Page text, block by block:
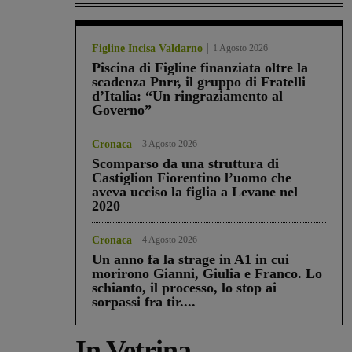
Figline Incisa Valdarno 1 Agosto 2026
Piscina di Figline finanziata oltre la
scadenza Pnrr, il gruppo di Fratelli
d’Italia: “Un ringraziamento al
Governo”
Cronaca 3 Agosto 2026
Scomparso da una struttura di
Castiglion Fiorentino l’uomo che
aveva ucciso la figlia a Levane nel
2020
Cronaca 4 Agosto 2026
Un anno fa la strage in A1 in cui
morirono Gianni, Giulia e Franco. Lo
schianto, il processo, lo stop ai
sorpassi fra tir....